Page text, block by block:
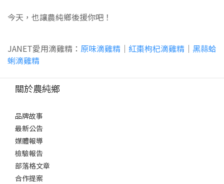
今天，也讓農純鄉後援你吧！
JANET愛用滴雞精： 原味滴雞精 ｜ 紅棗枸杞滴雞精 ｜ 黑蒜蛤
蜊滴雞精
關於農純鄉
品牌故事
最新公告
媒體報導
檢驗報告
部落格文章
合作提案